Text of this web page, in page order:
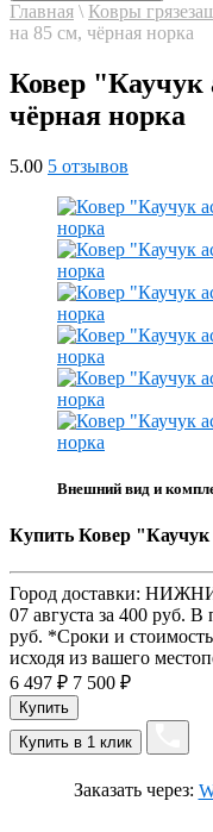
Главная \ Ковры
на 85 см, чёрная норка
Ковер "Каучук
чёрная норка
5.00 5 отзывов
Внешний вид и
Купить Ковер "Каучук
Город доставки:
07 августа за 400 руб. В
руб. *Сроки и
исходя из вашего
6 497 ₽ 7 500 ₽
Заказать через: